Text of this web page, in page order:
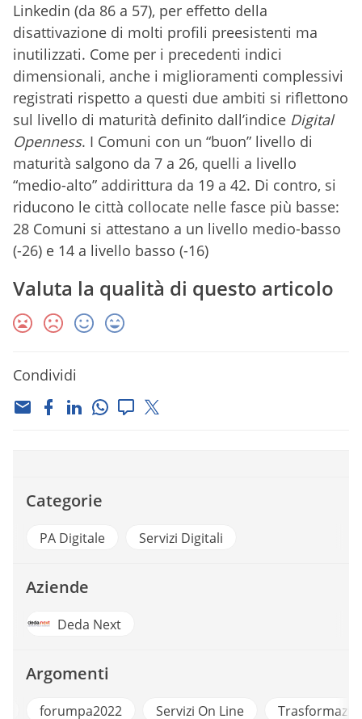
Linkedin (da 86 a 57), per effetto della
disattivazione di molti profili preesistenti ma
inutilizzati. Come per i precedenti indici
dimensionali, anche i miglioramenti complessivi
registrati rispetto a questi due ambiti si riflettono
sul livello di maturità definito dall’indice Digital
Openness. I Comuni con un “buon” livello di
maturità salgono da 7 a 26, quelli a livello
“medio-alto” addirittura da 19 a 42. Di contro, si
riducono le città collocate nelle fasce più basse:
28 Comuni si attestano a un livello medio-basso
(-26) e 14 a livello basso (-16)
Valuta la qualità di questo articolo
Condividi
Categorie
PA Digitale Servizi Digitali
Aziende
Deda Next
Argomenti
Servizi On Line Trasformazione Digitale